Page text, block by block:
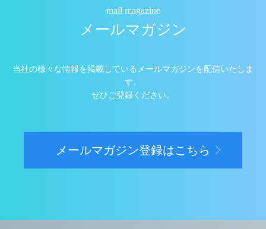
mail magazine
メールマガジン
当社の様々な情報を掲載しているメールマガジンを配信いたしま
す。
ぜひご登録ください。
メールマガジン登録はこちら